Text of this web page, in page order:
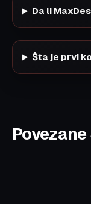
Da li
Šta je prvi